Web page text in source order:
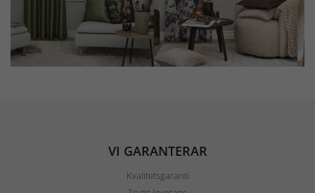
VI GARANTERAR
Kvalitetsgaranti